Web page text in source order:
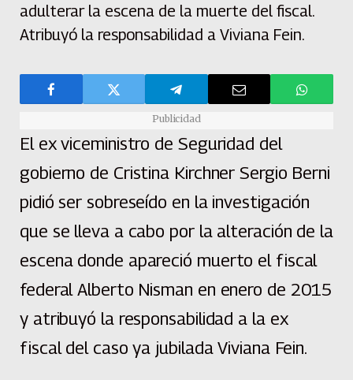
adulterar la escena de la muerte del fiscal.
Atribuyó la responsabilidad a Viviana Fein.
Publicidad
El ex viceministro de Seguridad del
gobierno de Cristina Kirchner Sergio Berni
pidió ser sobreseído en la investigación
que se lleva a cabo por la alteración de la
escena donde apareció muerto el fiscal
federal Alberto Nisman en enero de 2015
y atribuyó la responsabilidad a la ex
fiscal del caso ya jubilada Viviana Fein.